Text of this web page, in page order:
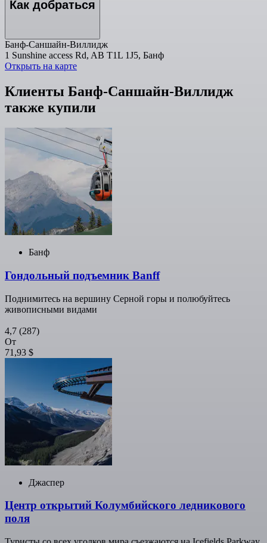
Как добраться
Банф-Саншайн-Виллидж
1 Sunshine access Rd, AB T1L 1J5, Банф
Открыть на карте
Клиенты Банф-Саншайн-Виллидж
также купили
Банф
Гондольный подъемник Banff
Поднимитесь на вершину Серной горы и полюбуйтесь
живописными видами
4,7 (287)
От
71,93 $
Джаспер
Центр открытий Колумбийского ледникового
поля